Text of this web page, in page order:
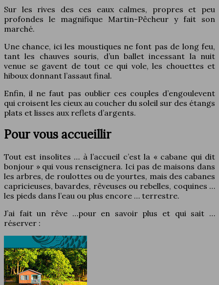
Sur les rives des ces eaux calmes, propres et peu
profondes le magnifique Martin-Pêcheur y fait son
marché.
Une chance, ici les moustiques ne font pas de long feu,
tant les chauves souris, d’un ballet incessant la nuit
venue se gavent de tout ce qui vole, les chouettes et
hiboux donnant l’assaut final.
Enfin, il ne faut pas oublier ces couples d’engoulevent
qui croisent les cieux au coucher du soleil sur des étangs
plats et lisses aux reflets d’argents.
Pour vous accueillir
Tout est insolites … à l’accueil c’est la « cabane qui dit
bonjour » qui vous renseignera. Ici pas de maisons dans
les arbres, de roulottes ou de yourtes, mais des cabanes
capricieuses, bavardes, rêveuses ou rebelles, coquines …
les pieds dans l’eau ou plus encore … terrestre.
J’ai fait un rêve …pour en savoir plus et qui sait …
réserver :